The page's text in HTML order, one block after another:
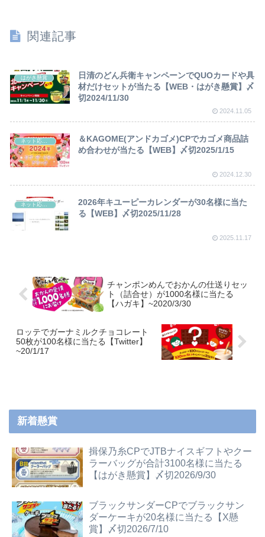
関連記事
はがき懸賞
日清のどん兵衛キャンペーンでQUOカードや具
材だけセットが当たる【WEB・はがき懸賞】〆
切2024/11/30
2024.11.05
ネット応募懸賞
＆KAGOME(アンドカゴメ)CPでカゴメ商品詰
め合わせが当たる【WEB】〆切2025/1/15
2024.12.30
ネット応募懸賞
2026年キユーピーカレンダーが30名様に当た
る【WEB】〆切2025/11/28
2025.11.17
チャンポンめんでおかんの仕送りセッ
ト（詰合せ）が1000名様に当たる
【ハガキ】~2020/3/30
ロッテでガーナミルクチョコレート
50枚が100名様に当たる【Twitter】
~20/1/17
新着懸賞
揖保乃糸CPでJTBナイスギフトやクー
ラーバッグが合計3100名様に当たる
【はがき懸賞】〆切2026/9/30
ブラックサンダーCPでブラックサン
ダーケーキが20名様に当たる【X懸
賞】〆切2026/7/10